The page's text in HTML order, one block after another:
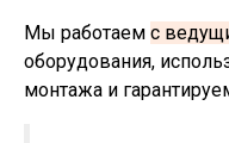
Мы работаем с
оборудования,
монтажа и